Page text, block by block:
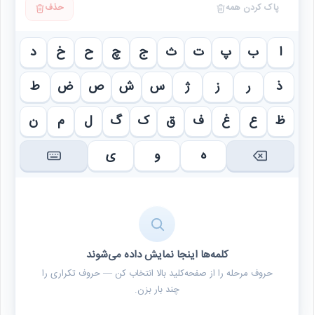
پاک کردن همه حذف
ا ب پ ت ث ج چ ح خ
د
ذ
ر ز ژ س ش ص ض
ط
ظ
ع غ ف ق ک گ ل م
ن
ه
و ی
کلمه‌ها اینجا نمایش داده می‌شوند
حروف مرحله را از صفحه‌کلید بالا انتخاب کن — حروف تکراری را
چند بار بزن.